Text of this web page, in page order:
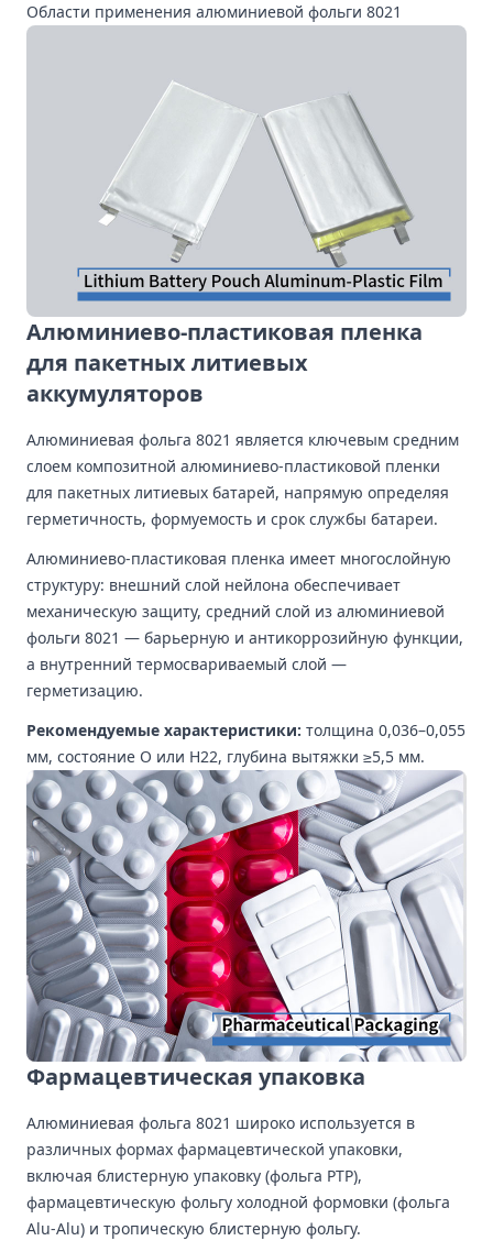
Области применения алюминиевой фольги 8021
Алюминиево-пластиковая пленка
для пакетных литиевых
аккумуляторов
Алюминиевая фольга 8021 является ключевым средним
слоем композитной алюминиево-пластиковой пленки
для пакетных литиевых батарей, напрямую определяя
герметичность, формуемость и срок службы батареи.
Алюминиево-пластиковая пленка имеет многослойную
структуру: внешний слой нейлона обеспечивает
механическую защиту, средний слой из алюминиевой
фольги 8021 — барьерную и антикоррозийную функции,
а внутренний термосвариваемый слой —
герметизацию.
Рекомендуемые характеристики: толщина 0,036–0,055
мм, состояние O или H22, глубина вытяжки ≥5,5 мм.
Фармацевтическая упаковка
Алюминиевая фольга 8021 широко используется в
различных формах фармацевтической упаковки,
включая блистерную упаковку (фольга PTP),
фармацевтическую фольгу холодной формовки (фольга
Alu-Alu) и тропическую блистерную фольгу.